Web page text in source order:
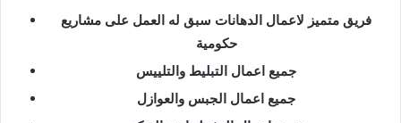
فريق متميز لاعمال الدهانات سبق له العمل على مشاريع
حكومية
جميع اعمال التبليط والتلييس
جميع اعمال الجبس والعوازل